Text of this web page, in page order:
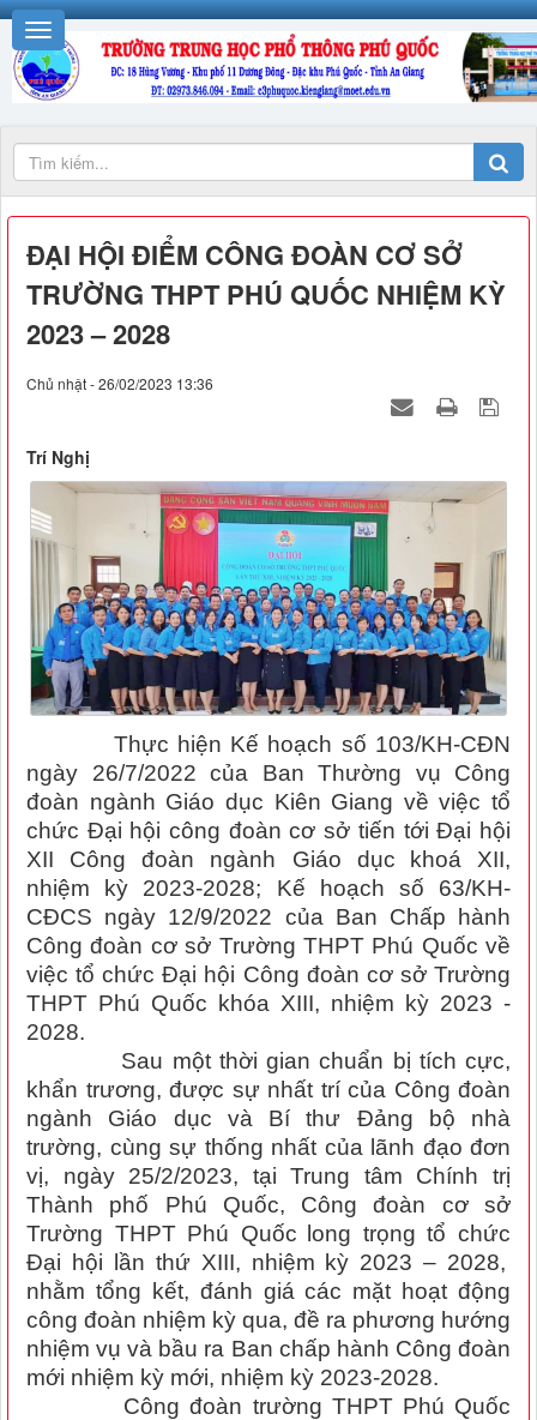
ĐẠI HỘI ĐIỂM CÔNG ĐOÀN CƠ SỞ
TRƯỜNG THPT PHÚ QUỐC NHIỆM KỲ
2023 – 2028
Chủ nhật - 26/02/2023 13:36
Trí Nghị
Thực hiện Kế hoạch số 103/KH-CĐN
ngày 26/7/2022 của Ban Thường vụ Công
đoàn ngành Giáo dục Kiên Giang về việc tổ
chức Đại hội công đoàn cơ sở tiến tới Đại hội
XII Công đoàn ngành Giáo dục
khoá XII,
nhiệm kỳ 2023-2028; Kế hoạch số 63/KH-
CĐCS ngày 12/9/2022 của Ban Chấp hành
Công đoàn cơ sở Trường THPT Phú Quốc về
việc tổ chức Đại hội Công đoàn cơ sở Trường
THPT Phú Quốc khóa XIII, nhiệm kỳ 2023 -
2028.
Sau một thời gian chuẩn bị tích cực,
khẩn trương, được sự nhất trí của Công đoàn
ngành Giáo dục và Bí thư Đảng bộ nhà
trường, cùng sự thống nhất của lãnh đạo đơn
vị, ngày 25/2/2023, tại Trung tâm Chính trị
Thành phố Phú Quốc, Công đoàn cơ sở
Trường THPT Phú Quốc long trọng tổ chức
Đại hội lần thứ XIII, nhiệm kỳ 2023 – 2028,
nhằm tổng kết, đánh giá các mặt hoạt động
công đoàn nhiệm kỳ qua, đề ra phương hướng
nhiệm vụ và bầu ra Ban chấp hành Công đoàn
mới nhiệm kỳ mới, nhiệm kỳ 2023-2028.
Công đoàn trường THPT Phú Quốc